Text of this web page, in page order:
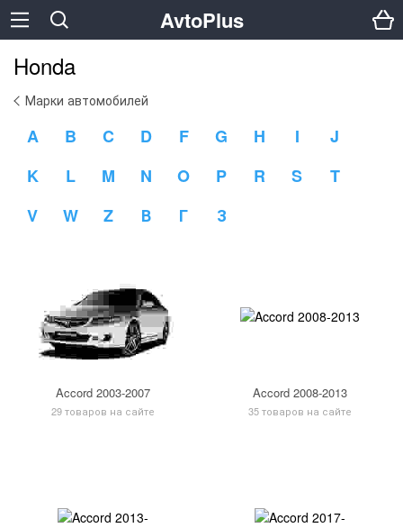
AvtoPlus
Honda
Марки автомобилей
A B C D F G H I
J
K
L M N O P R S
T
V
W Z В Г З
Accord 2003-2007
29 товаров на сайте
Accord 2008-2013
35 товаров на сайте